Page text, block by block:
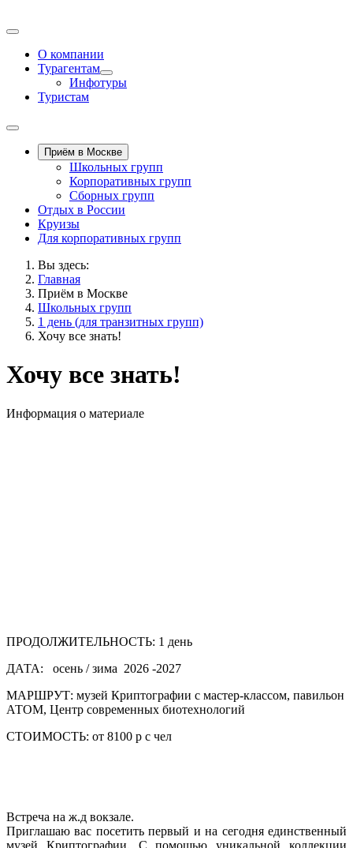
О компании
Турагентам
Инфотуры
Туристам
Приём в Москве
Школьных групп
Корпоративных групп
Сборных групп
Отдых в России
Круизы
Для корпоративных групп
Вы здесь:
Главная
Приём в Москве
Школьных групп
1 день (для транзитных групп)
Хочу все знать!
Хочу все знать!
Информация о материале
ПРОДОЛЖИТЕЛЬНОСТЬ: 1 день
ДАТА: осень / зима 2026 -2027
МАРШРУТ: музей Криптографии с мастер-классом, павильон
АТОМ, Центр современных биотехнологий
СТОИМОСТЬ: от 8100 р с чел
Встреча на ж.д вокзале.
Приглашаю вас посетить первый и на сегодня единственный
музей Криптографии. С помощью уникальной коллекции